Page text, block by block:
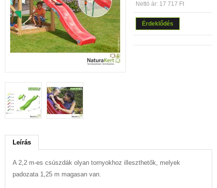
Nettó ár: 17 717 Ft
Érdeklődés
Leírás
A 2,2 m-es csúszdák olyan tornyokhoz illeszthetők, melyek
padozata 1,25 m magasan van.